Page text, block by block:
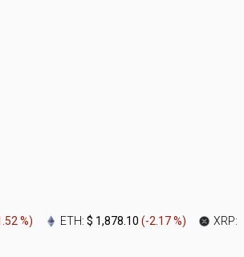
%) ETH: $ 1,878.10 (-2.17 %) XRP: